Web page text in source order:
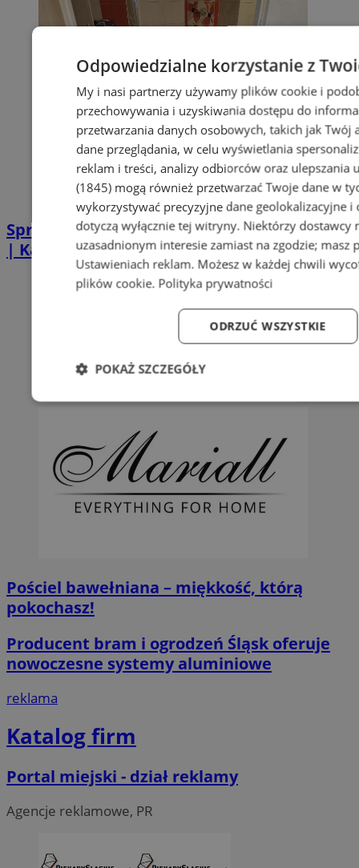
Sprzątanie po zgonie w Piekarach Śląskich
| Kastelnik
Pościel bawełniana – miękkość, którą
pokochasz!
Producent bram i ogrodzeń Śląsk oferuje
nowoczesne systemy aluminiowe
reklama
Katalog firm
Portal miejski - dział reklamy
Agencje reklamowe, PR
Odpowiedzialne korzystanie z
My i nasi partnerzy używamy plików cookie i
przechowywania i uzyskiwania dostępu do
przetwarzania danych osobowych, takich jak
dane przeglądania, w celu wyświetlania
reklam i treści, analizy odbiorców oraz ulepszania
(1845)mogą również przetwarzać Twoje dane w
wykorzystywać precyzyjne dane geolokalizacyjne
dotyczą wyłącznie tej witryny. Niektórzy dostawcy
uzasadnionym interesie zamiast na zgodzie; masz
Ustawieniach reklam. Możesz w każdej chwili
plików cookie. Polityka prywatności
ODRZUĆ WSZYSTKIE
POKAŻ SZCZEGÓŁY
Niezbędne Wydajność Targetowanie
Niezbędne Wydajność Targetowanie
Nazwa
QeSessID piekaryslaskie.com.pl
VISITOR_PRIVACY_METADATA